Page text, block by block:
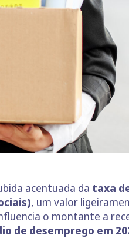
acentuada da taxa
, um valor
o montante a
de desemprego em